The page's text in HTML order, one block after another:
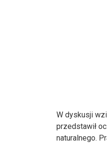
W dyskusji
przedstawił
naturalnego.